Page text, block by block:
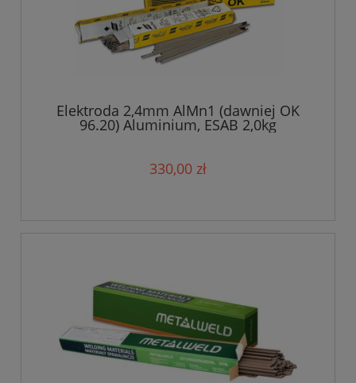
Elektroda 2,4mm AlMn1 (dawniej OK
96.20) Aluminium, ESAB 2,0kg
330,00 zł